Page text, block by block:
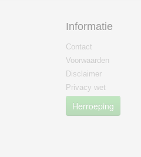
Informatie
Contact
Voorwaarden
Disclaimer
Privacy wet
Herroeping